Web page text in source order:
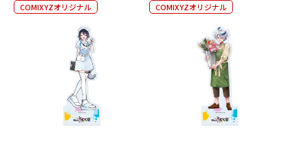
COMIXYZオリジナル COMIXYZオリジナル